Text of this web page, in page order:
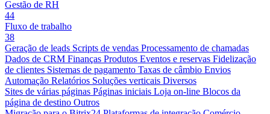
Gestão de RH
44
Fluxo de trabalho
38
Geração de leads Scripts de vendas Processamento de chamadas
Dados de CRM Finanças Produtos Eventos e reservas Fidelização
de clientes Sistemas de pagamento Taxas de câmbio Envios
Automação Relatórios Soluções verticais Diversos
Sites de várias páginas Páginas iniciais Loja on-line Blocos da
página de destino Outros